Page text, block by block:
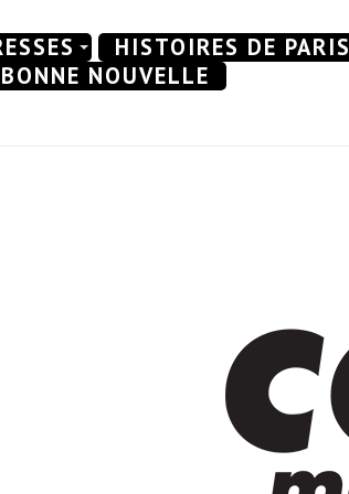
HISTOIRES DE PARIS
BONNE NOUVELLE